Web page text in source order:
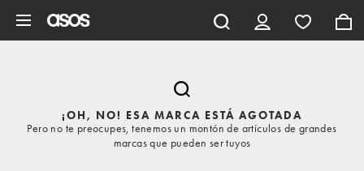
¡OH, NO! ESA MARCA ESTÁ AGOTADA
Pero no te preocupes, tenemos un montón de artículos de grandes
marcas que pueden ser tuyos